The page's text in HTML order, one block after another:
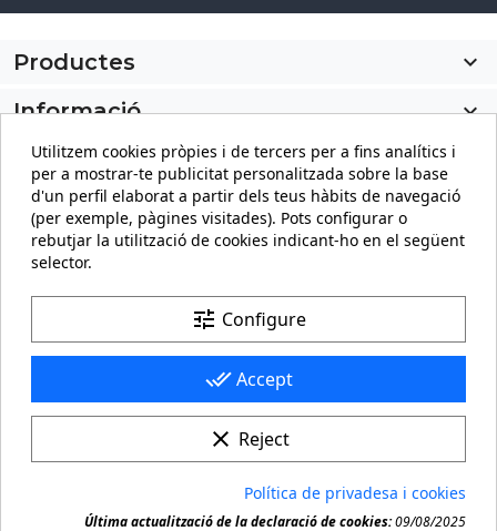
Productes

Informació

El meu compte
Informació sobre la botiga
keyboard_arrow_down
© 2026 - carteling.com és una marca registrada. Còpia o
reproducció prohibida de qualsevol material d'aquest
Utilitzem cookies pròpies i de tercers per a fins analítics i
per a mostrar-te publicitat personalitzada sobre la base
d'un perfil elaborat a partir dels teus hàbits de navegació
(per exemple, pàgines visitades). Pots configurar o
rebutjar la utilització de cookies indicant-ho en el següent
selector.
tune Configure
done_all Accept
clear Reject
Política de privadesa i cookies
Última actualització de la declaració de cookies:09/08/2025